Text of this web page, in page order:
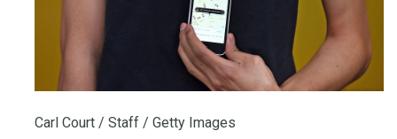
Carl Court / Staff / Getty Images